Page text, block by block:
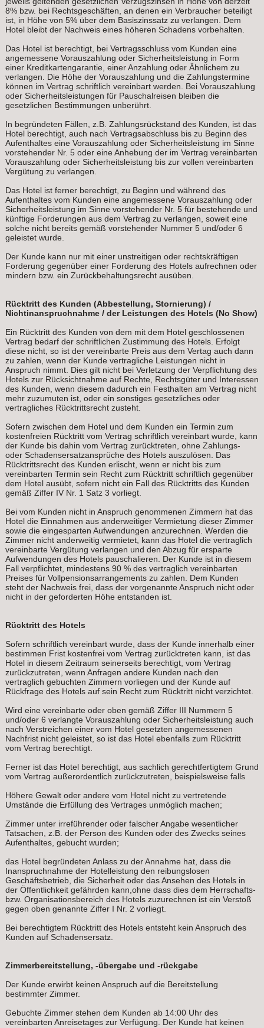
8% bzw. bei Rechtsgeschäften, an denen ein Verbraucher beteiligt
ist, in Höhe von 5% über dem Basiszinssatz zu verlangen. Dem
Hotel bleibt der Nachweis eines höheren Schadens vorbehalten.
Das Hotel ist berechtigt, bei Vertragsschluss vom Kunden eine
angemessene Vorauszahlung oder Sicherheitsleistung in Form
einer Kreditkartengarantie, einer Anzahlung oder Ähnlichem zu
verlangen. Die Höhe der Vorauszahlung und die Zahlungstermine
können im Vertrag schriftlich vereinbart werden. Bei Vorauszahlung
oder Sicherheitsleistungen für Pauschalreisen bleiben die
gesetzlichen Bestimmungen unberührt.
In begründeten Fällen, z.B. Zahlungsrückstand des Kunden, ist das
Hotel berechtigt, auch nach Vertragsabschluss bis zu Beginn des
Aufenthaltes eine Vorauszahlung oder Sicherheitsleistung im Sinne
vorstehender Nr. 5 oder eine Anhebung der im Vertrag vereinbarten
Vorauszahlung oder Sicherheitsleistung bis zur vollen vereinbarten
Vergütung zu verlangen.
Das Hotel ist ferner berechtigt, zu Beginn und während des
Aufenthaltes vom Kunden eine angemessene Vorauszahlung oder
Sicherheitsleistung im Sinne vorstehender Nr. 5 für bestehende und
künftige Forderungen aus dem Vertrag zu verlangen, soweit eine
solche nicht bereits gemäß vorstehender Nummer 5 und/oder 6
geleistet wurde.
Der Kunde kann nur mit einer unstreitigen oder rechtskräftigen
Forderung gegenüber einer Forderung des Hotels aufrechnen oder
mindern bzw. ein Zurückbehaltungsrecht ausüben.
Rücktritt des Kunden (Abbestellung, Stornierung) /
Nichtinanspruchnahme / der Leistungen des Hotels (No Show)
Ein Rücktritt des Kunden von dem mit dem Hotel geschlossenen
Vertrag bedarf der schriftlichen Zustimmung des Hotels. Erfolgt
diese nicht, so ist der vereinbarte Preis aus dem Vertag auch dann
zu zahlen, wenn der Kunde vertragliche Leistungen nicht in
Anspruch nimmt. Dies gilt nicht bei Verletzung der Verpflichtung des
Hotels zur Rücksichtnahme auf Rechte, Rechtsgüter und Interessen
des Kunden, wenn diesem dadurch ein Festhalten am Vertrag nicht
mehr zuzumuten ist, oder ein sonstiges gesetzliches oder
vertragliches Rücktrittsrecht zusteht.
Sofern zwischen dem Hotel und dem Kunden ein Termin zum
kostenfreien Rücktritt vom Vertrag schriftlich vereinbart wurde, kann
der Kunde bis dahin vom Vertrag zurücktreten, ohne Zahlungs-
oder Schadensersatzansprüche des Hotels auszulösen. Das
Rücktrittsrecht des Kunden erlischt, wenn er nicht bis zum
vereinbarten Termin sein Recht zum Rücktritt schriftlich gegenüber
dem Hotel ausübt, sofern nicht ein Fall des Rücktritts des Kunden
gemäß Ziffer IV Nr. 1 Satz 3 vorliegt.
Bei vom Kunden nicht in Anspruch genommenen Zimmern hat das
Hotel die Einnahmen aus anderweitiger Vermietung dieser Zimmer
sowie die eingesparten Aufwendungen anzurechnen. Werden die
Zimmer nicht anderweitig vermietet, kann das Hotel die vertraglich
vereinbarte Vergütung verlangen und den Abzug für ersparte
Aufwendungen des Hotels pauschalieren. Der Kunde ist in diesem
Fall verpflichtet, mindestens 90 % des vertraglich vereinbarten
Preises für Vollpensionsarrangements zu zahlen. Dem Kunden
steht der Nachweis frei, dass der vorgenannte Anspruch nicht oder
nicht in der geforderten Höhe entstanden ist.
Rücktritt des Hotels
Sofern schriftlich vereinbart wurde, dass der Kunde innerhalb einer
bestimmen Frist kostenfrei vom Vertrag zurücktreten kann, ist das
Hotel in diesem Zeitraum seinerseits berechtigt, vom Vertrag
zurückzutreten, wenn Anfragen andere Kunden nach den
vertraglich gebuchten Zimmern vorliegen und der Kunde auf
Rückfrage des Hotels auf sein Recht zum Rücktritt nicht verzichtet.
Wird eine vereinbarte oder oben gemäß Ziffer III Nummern 5
und/oder 6 verlangte Vorauszahlung oder Sicherheitsleistung auch
nach Verstreichen einer vom Hotel gesetzten angemessenen
Nachfrist nicht geleistet, so ist das Hotel ebenfalls zum Rücktritt
vom Vertrag berechtigt.
Ferner ist das Hotel berechtigt, aus sachlich gerechtfertigtem Grund
vom Vertrag außerordentlich zurückzutreten, beispielsweise falls
Höhere Gewalt oder andere vom Hotel nicht zu vertretende
Umstände die Erfüllung des Vertrages unmöglich machen;
Zimmer unter irreführender oder falscher Angabe wesentlicher
Tatsachen, z.B. der Person des Kunden oder des Zwecks seines
Aufenthaltes, gebucht wurden;
das Hotel begründeten Anlass zu der Annahme hat, dass die
Inanspruchnahme der Hotelleistung den reibungslosen
Geschäftsbetrieb, die Sicherheit oder das Ansehen des Hotels in
der Öffentlichkeit gefährden kann,ohne dass dies dem Herrschafts-
bzw. Organisationsbereich des Hotels zuzurechnen ist ein Verstoß
gegen oben genannte Ziffer I Nr. 2 vorliegt.
Bei berechtigtem Rücktritt des Hotels entsteht kein Anspruch des
Kunden auf Schadensersatz.
Zimmerbereitstellung, -übergabe und -rückgabe
Der Kunde erwirbt keinen Anspruch auf die Bereitstellung
bestimmter Zimmer.
Gebuchte Zimmer stehen dem Kunden ab 14:00 Uhr des
vereinbarten Anreisetages zur Verfügung. Der Kunde hat keinen